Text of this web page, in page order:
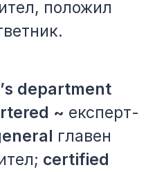
положил
department
~ експерт-
главен
certified